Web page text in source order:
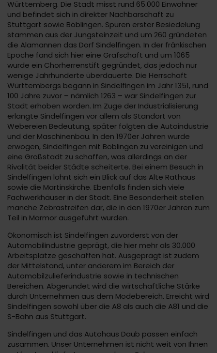
Württemberg. Die Stadt misst rund 65.000 Einwohner
und befindet sich in direkter Nachbarschaft zu
Stuttgart sowie Böblingen. Spuren erster Besiedelung
stammen aus der Jungsteinzeit und um 260 gründeten
die Alamannen das Dorf Sindelfingen. In der fränkischen
Epoche fand sich hier eine Grafschaft und um 1065
wurde ein Chorherrenstift gegründet, das jedoch nur
wenige Jahrhunderte überdauerte. Die Herrschaft
Württembergs begann in Sindelfingen im Jahr 1351, rund
100 Jahre zuvor – nämlich 1263 – war Sindelfingen zur
Stadt erhoben worden. Im Zuge der Industrialisierung
erlangte Sindelfingen vor allem als Standort von
Webereien Bedeutung, später folgten die Autoindustrie
und der Maschinenbau. In den 1970er Jahren wurde
erwogen, Sindelfingen mit Böblingen zu vereinigen und
eine Großstadt zu schaffen, was allerdings an der
Rivalität beider Städte scheiterte. Bei einem Besuch in
Sindelfingen lohnt sich ein Blick auf das Alte Rathaus
sowie die Martinskirche. Ebenfalls finden sich viele
Fachwerkhäuser in der Stadt. Eine Besonderheit stellen
manche Zebrastreifen dar, die in den 1970er Jahren zum
Teil in Marmor ausgeführt wurden.
Ökonomisch ist Sindelfingen zuvorderst von der
Automobilindustrie geprägt, die hier mehr als 30.000
Arbeitsplätze geschaffen hat. Ausgeprägt ist zudem
der Mittelstand, unter anderem im Bereich der
Automobilzulieferindustrie sowie in technischen
Bereichen. Abgerundet wird die wirtschaftliche Stärke
durch Unternehmen aus dem Modebereich. Erreicht wird
Sindelfingen sowohl über die A8 als auch die A81 und die
S-Bahn aus Stuttgart.
Sindelfingen und das Autohaus Daub passen einfach
zusammen. Unser Unternehmen ist nicht weit von Ihnen